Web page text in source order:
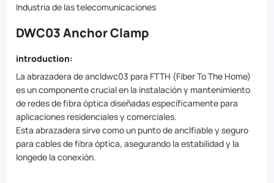
long-
lasting
durability
make
the
perfect
choice
Industria de las telecomunicaciones
DWC03 Anchor Clamp
introduction:
La abrazadera de ancldwc03 para FTTH (Fiber To The Home)
es un componente crucial en la instalación y mantenimiento
de redes de fibra óptica diseñadas específicamente para
aplicaciones residenciales y comerciales.
Esta abrazadera sirve como un punto de anclfiable y seguro
para cables de fibra óptica, asegurando la estabilidad y la
longede la conexión.